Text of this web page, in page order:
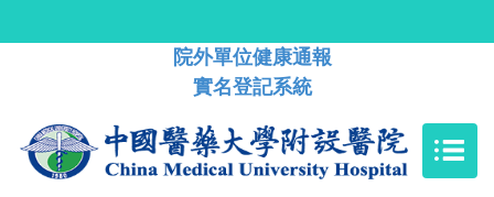
院外單位健康通報
實名登記系統